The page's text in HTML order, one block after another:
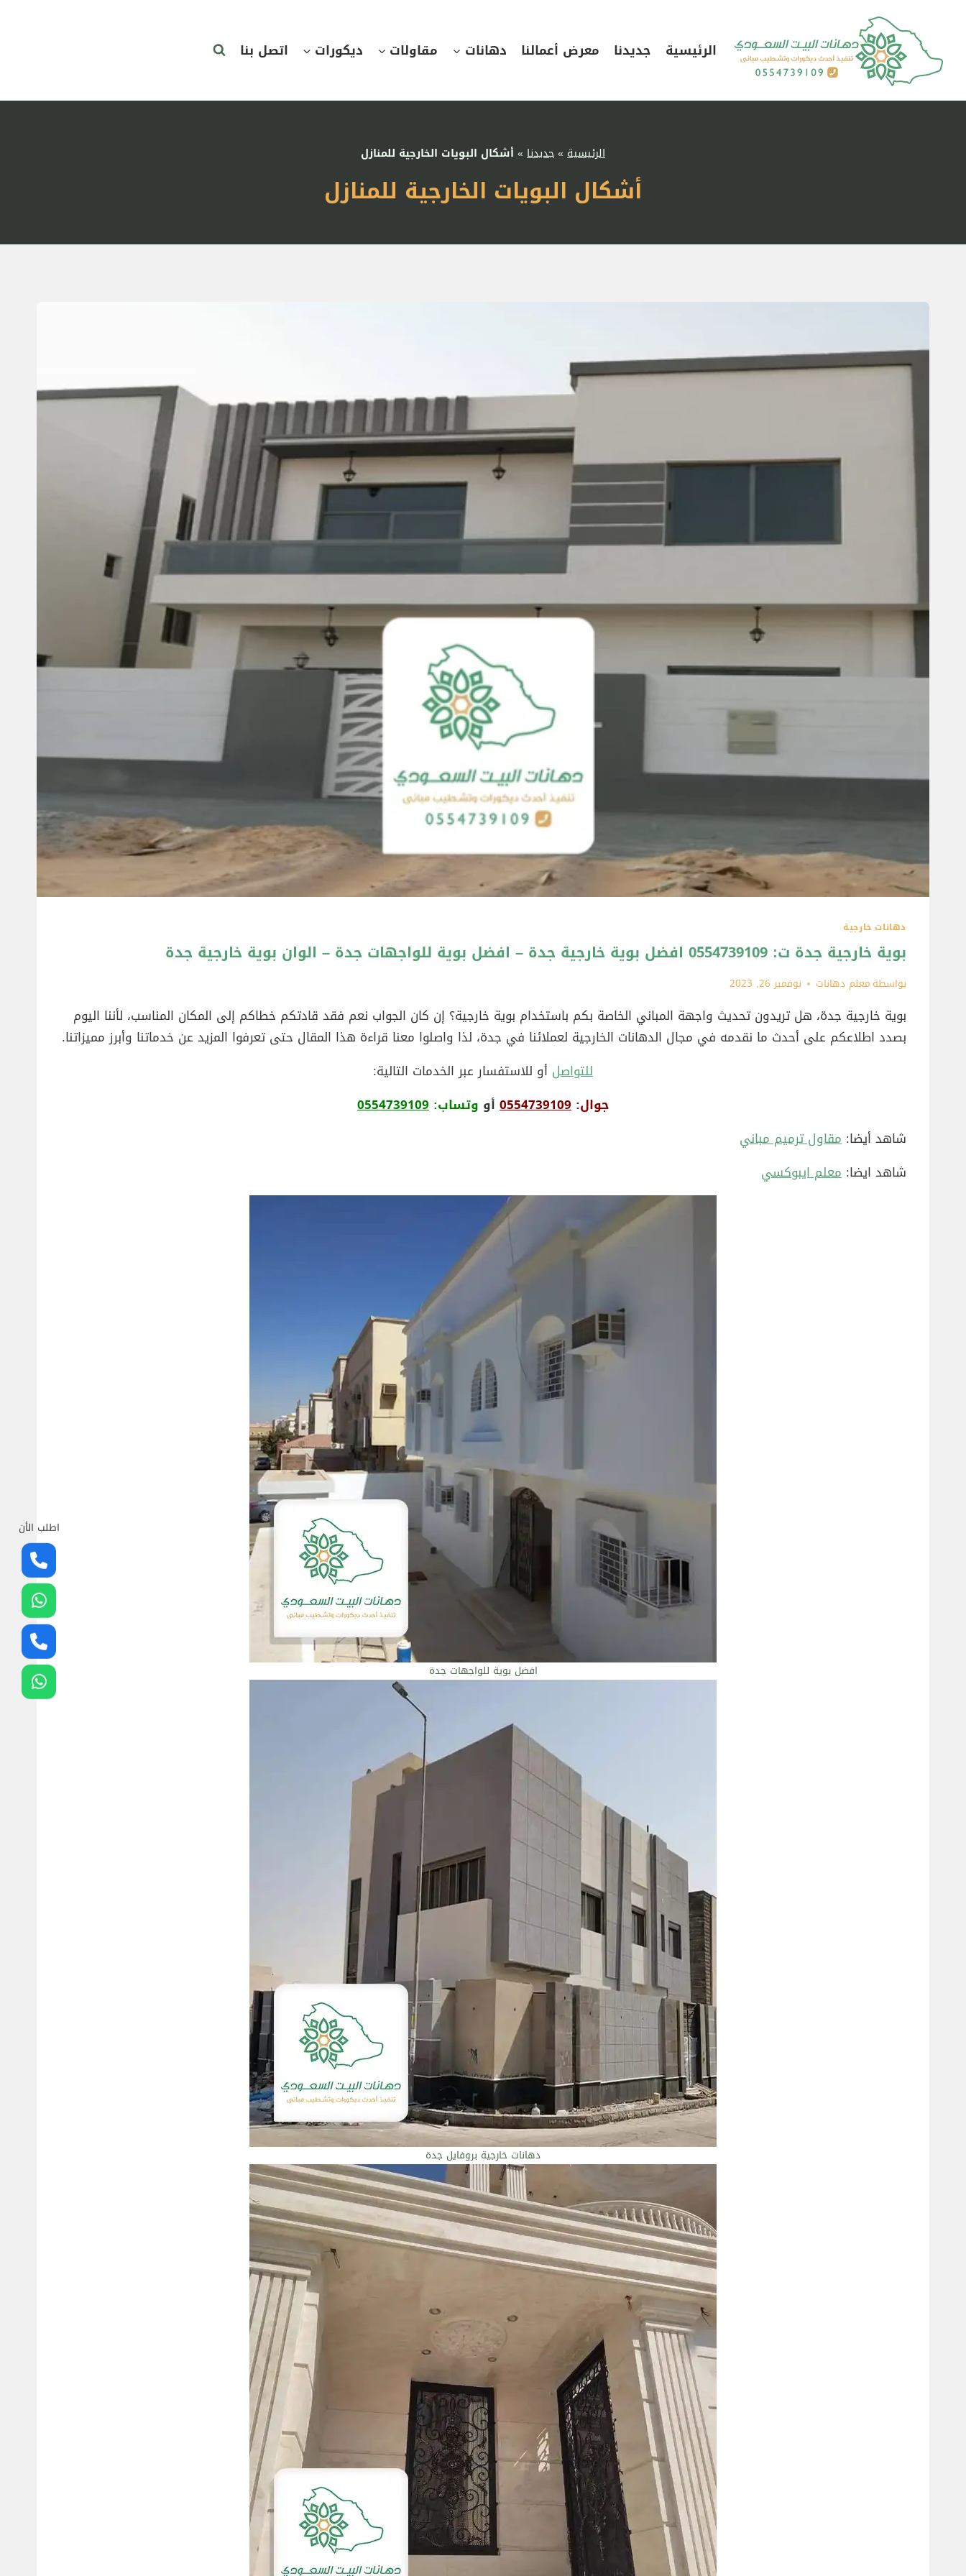
المحتوى
الرئيسية جديدنا معرض أعمالنا دهانات مقاولات ديكورات اتصل بنا
الرئيسية »جديدنا » أشكال البويات الخارجية للمنازل
أشكال البويات الخارجية للمنازل
دهانات خارجية
بوية خارجية جدة ت: 0554739109 افضل بوية خارجية جدة – افضل بوية للواجهات جدة – الوان بوية خارجية جدة
بواسطة معلم دهانات نوفمبر 26, 2023
بوية خارجية جدة، هل تريدون تحديث واجهة المباني الخاصة بكم باستخدام بوية خارجية؟ إن كان الجواب نعم فقد قادتكم خطاكم إلى المكان المناسب، لأننا اليوم
بصدد اطلاعكم على أحدث ما نقدمه في مجال الدهانات الخارجية لعملائنا في جدة، لذا واصلوا معنا قراءة هذا المقال حتى تعرفوا المزيد عن خدماتنا وأبرز مميزاتنا.
للتواصل أو للاستفسار عبر الخدمات التالية:
جوال: 0554739109 أو وتساب: 0554739109
شاهد أيضا: مقاول ترميم مباني
شاهد ايضا: معلم ايبوكسي
افضل بوية للواجهات جدة
دهانات خارجية بروفايل جدة
اطلب الأن